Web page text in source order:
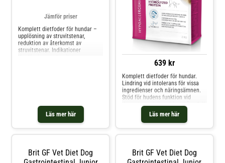
Läs mer här
Jämför priser
Komplett dietfoder för hundar –
upplösning av struvitstenar,
reduktion av återkomst av
struvitstenar. Indikationer
hundar med kronisk n
639 kr
Läs mer här
Komplett dietfoder för hundar.
Lindring vid intolerans för vissa
ingredienser och näringsämnen.
Stöd för hudens funktion vid
dermatos och överdrivet håravfall.
Sammansättning: Ärtor (30 %),
ärtprotein (20 %), hydrolyserat
fjäderfäprotein (14 %, molekylvikt
Brit GF Vet Diet Dog
Brit GF Vet Diet Dog